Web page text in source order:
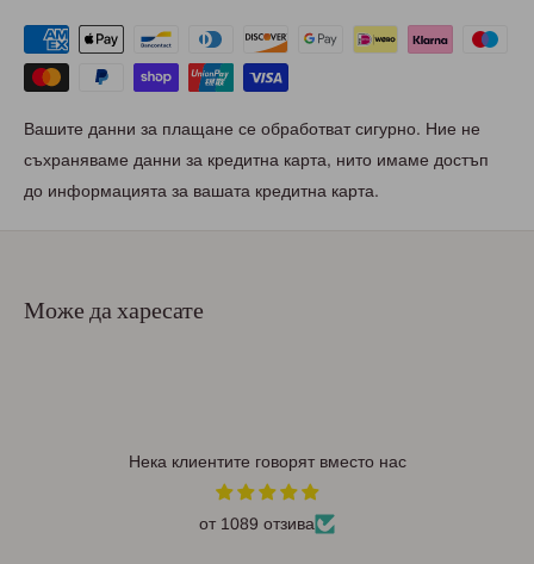
Вашите данни за плащане се обработват сигурно. Ние не
съхраняваме данни за кредитна карта, нито имаме достъп
до информацията за вашата кредитна карта.
Може да харесате
Нека клиентите говорят вместо нас
от 1089 отзива